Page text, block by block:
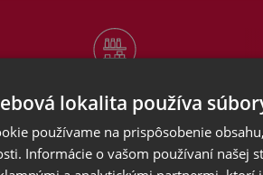
s
v našom centrálnom sklade o
rozlohe viac ako 1100 m2
lokalita používa
používame na prispôsobenie
Informácie o vašom používaní našej